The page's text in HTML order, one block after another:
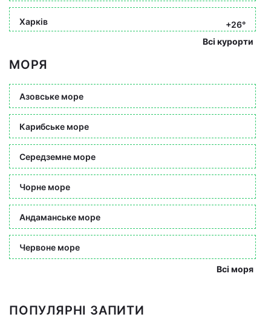
Харків
+26°
Всі курорти
МОРЯ
Азовське море
Карибське море
Середземне море
Чорне море
Андаманське море
Червоне море
Всі моря
ПОПУЛЯРНІ ЗАПИТИ